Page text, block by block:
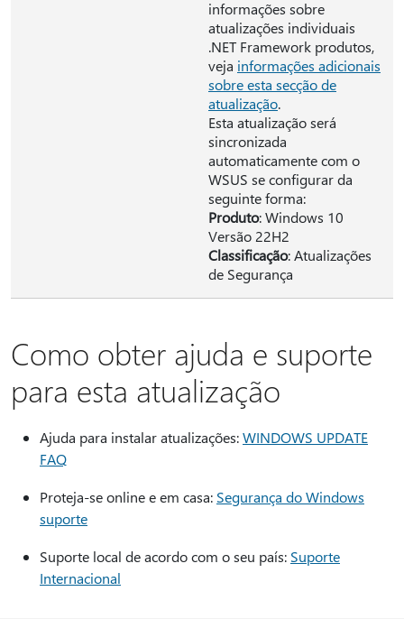
informações sobre
atualizações individuais
.NET Framework produtos,
veja informações adicionais
sobre esta secção de
atualização.
Esta atualização será
sincronizada
automaticamente com o
WSUS se configurar da
seguinte forma:
Produto: Windows 10
Versão 22H2
Classificação: Atualizações
de Segurança
Como obter ajuda e suporte
para esta atualização
Ajuda para instalar atualizações:WINDOWS UPDATE
FAQ
Proteja-se online e em casa: Segurança do Windows
suporte
Suporte local de acordo com o seu país: Suporte
Internacional